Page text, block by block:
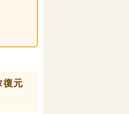
復元